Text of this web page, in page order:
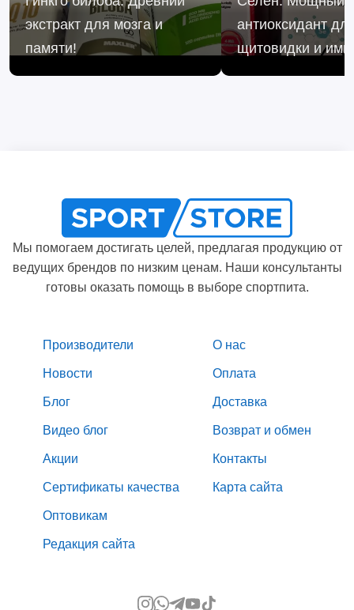
экстракт для мозга и
памяти!
антиоксидант
щитовидки и
Мы помогаем достигать целей, предлагая продукцию от
ведущих брендов по низким ценам. Наши консультанты
готовы оказать помощь в выборе спортпита.
Производители
Новости
Блог
Видео блог
Акции
Сертификаты качества
Оптовикам
Редакция сайта
О нас
Оплата
Доставка
Возврат и обмен
Контакты
Карта сайта